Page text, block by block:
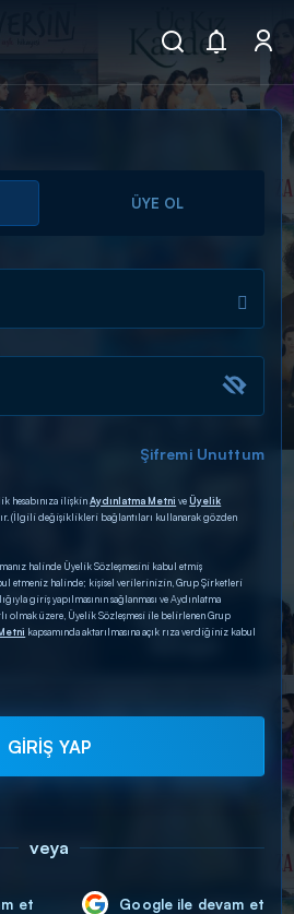
ÜYE OL
Şifremi Unuttum
hesabınıza ilişkinAydınlatma Metni veÜyelik
(İlgili değişiklikleri bağlantıları kullanarak gözden
halinde Üyelik Sözleşmesini kabul etmiş
etmeniz halinde; kişisel verilerinizin, Grup Şirketleri
giriş yapılmasının sağlanması ve Aydınlatma
olmak üzere, Üyelik Sözleşmesi ile belirlenen Grup
kapsamında aktarılmasına açık rıza verdiğiniz kabul
GİRİŞ YAP
veya
et Google ile devam et